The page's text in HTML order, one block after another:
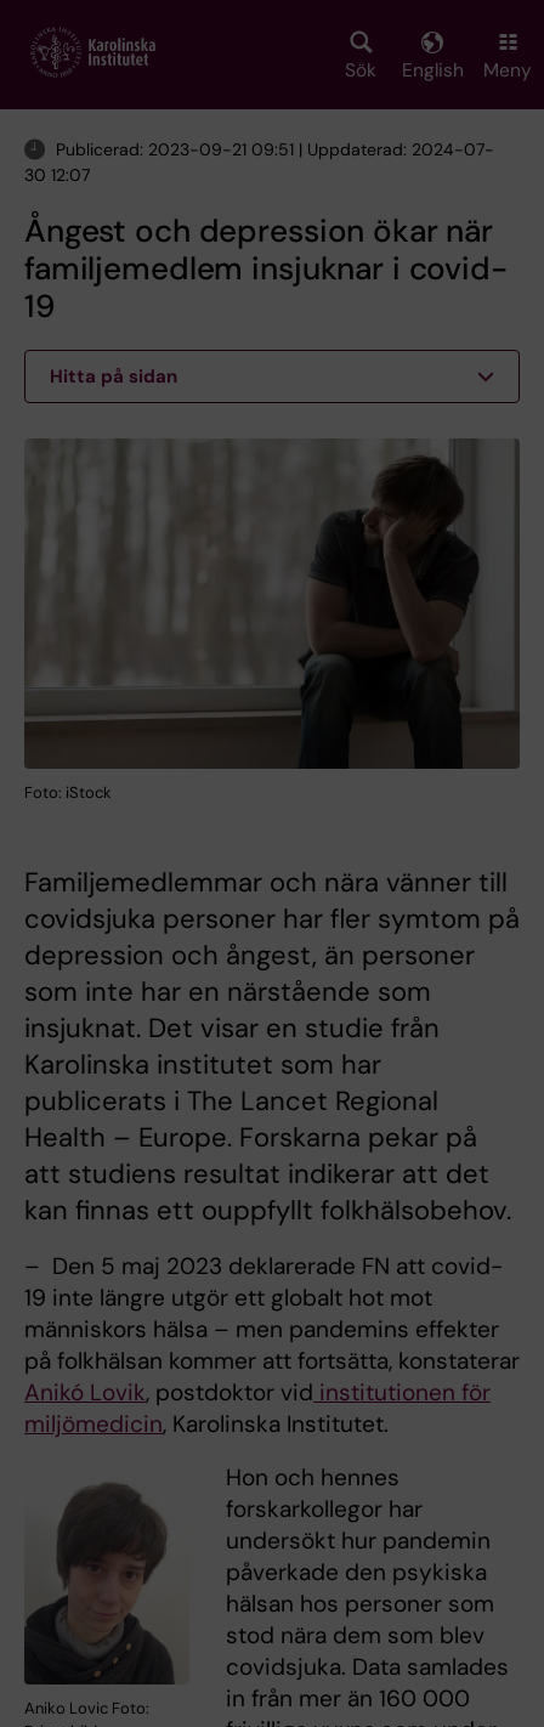
main
Sök English Meny
Publicerad: 2023-09-21 09:51 | Uppdaterad: 2024-07-
30 12:07
Ångest och depression ökar när
familjemedlem insjuknar i covid-
19
Hitta på sidan
Foto: iStock
Familjemedlemmar och nära vänner till
covidsjuka personer har fler symtom på
depression och ångest, än personer
som inte har en närstående som
insjuknat. Det visar en studie från
Karolinska institutet som har
publicerats i The Lancet Regional
Health – Europe. Forskarna pekar på
att studiens resultat indikerar att det
kan finnas ett ouppfyllt folkhälsobehov.
– Den 5 maj 2023 deklarerade FN att covid-
19 inte längre utgör ett globalt hot mot
människors hälsa – men pandemins effekter
på folkhälsan kommer att fortsätta, konstaterar
Anikó Lovik, postdoktor vid institutionen för
miljömedicin, Karolinska Institutet.
Aniko Lovic Foto:
Hon och hennes
forskarkollegor har
undersökt hur pandemin
påverkade den psykiska
hälsan hos personer som
stod nära dem som blev
covidsjuka. Data samlades
in från mer än 160 000